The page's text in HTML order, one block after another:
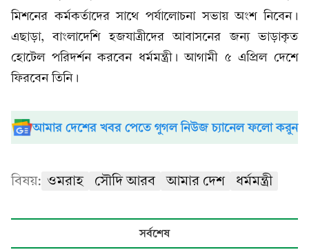
মিশনের কর্মকর্তাদের সাথে পর্যালোচনা সভায় অংশ নিবেন।
এছাড়া, বাংলাদেশি হজযাত্রীদের আবাসনের জন্য ভাড়াকৃত
হোটেল পরিদর্শন করবেন ধর্মমন্ত্রী। আগামী ৫ এপ্রিল দেশে
ফিরবেন তিনি।
আমার দেশের খবর পেতে গুগল নিউজ চ্যানেল ফলো করুন
বিষয়: ওমরাহ সৌদি আরব আমার দেশ ধর্মমন্ত্রী
সর্বশেষ